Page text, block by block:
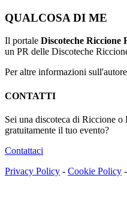
QUALCOSA DI ME
Il portale Discoteche Riccione
un PR delle Discoteche
Per altre informazioni
CONTATTI
Sei una discoteca di Riccione
gratuitamente il tuo evento?
Contattaci
Privacy Policy - Cookie Policy -